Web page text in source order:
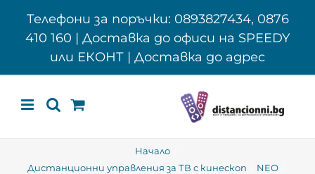
Телефони за поръчки: 0893827434, 0876
410 160 | Доставка до офиси на SPEEDY
или ЕКОНТ | Доставка до адрес
Начало
Дистанционни управления за ТВ с кинескоп
NEO